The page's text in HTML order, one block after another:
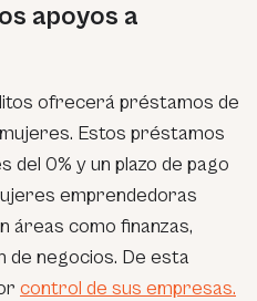
apoyos a
ofrecerá préstamos de
Estos préstamos
del 0% y un plazo de pago
emprendedoras
áreas como finanzas,
de negocios. De esta
control de sus empresas.